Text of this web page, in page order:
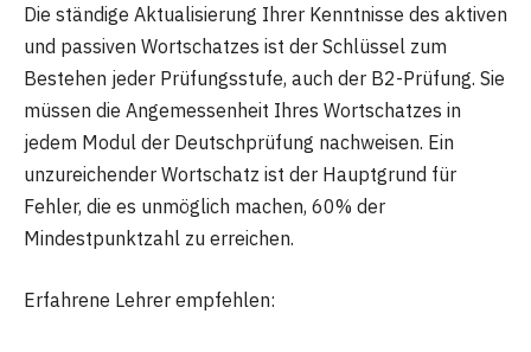
Die ständige Aktualisierung Ihrer Kenntnisse des aktiven
und passiven Wortschatzes ist der Schlüssel zum
Bestehen jeder Prüfungsstufe, auch der B2-Prüfung. Sie
müssen die Angemessenheit Ihres Wortschatzes in
jedem Modul der Deutschprüfung nachweisen. Ein
unzureichender Wortschatz ist der Hauptgrund für
Fehler, die es unmöglich machen, 60% der
Mindestpunktzahl zu erreichen.
Erfahrene Lehrer empfehlen: